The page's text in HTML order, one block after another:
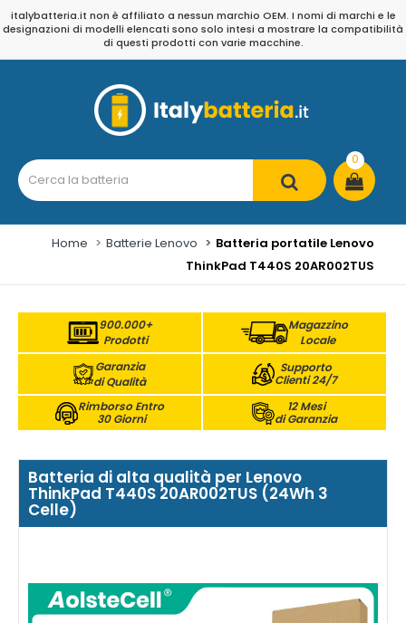
italybatteria.it non è affiliato a nessun marchio OEM. I nomi di marchi e le
designazioni di modelli elencati sono solo intesi a mostrare la compatibilità
di questi prodotti con varie macchine.
0
Home Batterie Lenovo
Batteria portatile Lenovo
ThinkPad T440S 20AR002TUS
900.000+
Prodotti
Magazzino
Locale
Garanzia
di Qualità
Supporto
Clienti 24/7
Rimborso Entro
30 Giorni
12 Mesi
di Garanzia
Batteria di alta qualità per Lenovo
ThinkPad T440S 20AR002TUS (24Wh 3
Celle)